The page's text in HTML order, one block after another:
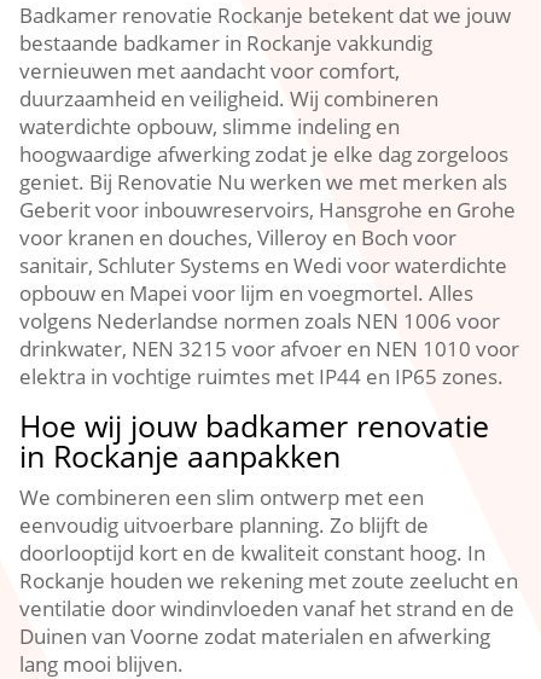
Badkamer renovatie Rockanje betekent dat we jouw
bestaande badkamer in Rockanje vakkundig
vernieuwen met aandacht voor comfort,
duurzaamheid en veiligheid.​ Wij combineren
waterdichte opbouw, slimme indeling en
hoogwaardige afwerking zodat je elke dag zorgeloos
geniet.​ Bij Renovatie Nu werken we met merken als
Geberit voor inbouwreservoirs, Hansgrohe en Grohe
voor kranen en douches, Villeroy en Boch voor
sanitair, Schluter Systems en Wedi voor waterdichte
opbouw en Mapei voor lijm en voegmortel.​ Alles
volgens Nederlandse normen zoals NEN 1006 voor
drinkwater, NEN 3215 voor afvoer en NEN 1010 voor
elektra in vochtige ruimtes met IP44 en IP65 zones.​
Hoe wij jouw badkamer renovatie
in Rockanje aanpakken
We combineren een slim ontwerp met een
eenvoudig uitvoerbare planning.​ Zo blijft de
doorlooptijd kort en de kwaliteit constant hoog.​ In
Rockanje houden we rekening met zoute zeelucht en
ventilatie door windinvloeden vanaf het strand en de
Duinen van Voorne zodat materialen en afwerking
lang mooi blijven.​